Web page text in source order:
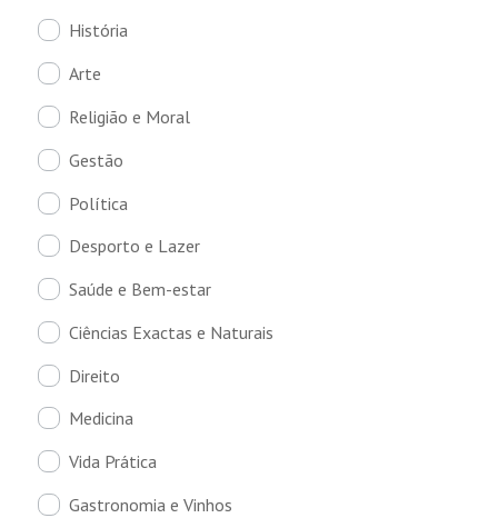
História
Arte
Religião e Moral
Gestão
Política
Desporto e Lazer
Saúde e Bem-estar
Ciências Exactas e Naturais
Direito
Medicina
Vida Prática
Gastronomia e Vinhos